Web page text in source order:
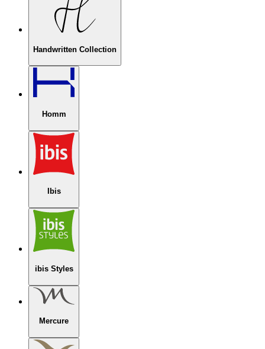
Handwritten Collection
Homm
Ibis
ibis Styles
Mercure